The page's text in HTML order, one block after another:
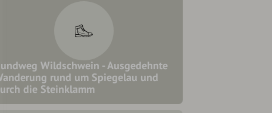
Wildschwein - Ausgedehnte
rund um Spiegelau und
die Steinklamm